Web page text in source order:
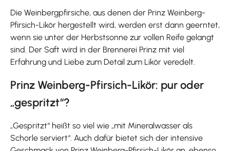
Die Weinbergpfirsiche, aus denen der Prinz Weinberg-
Pfirsich-Likör hergestellt wird, werden erst dann geerntet,
wenn sie unter der Herbstsonne zur vollen Reife gelangt
sind. Der Saft wird in der Brennerei Prinz mit viel
Erfahrung und Liebe zum Detail zum Likör veredelt.
Prinz Weinberg-Pfirsich-Likör: pur oder
„gespritzt“?
„Gespritzt“ heißt so viel wie „mit Mineralwasser als
Schorle serviert“. Auch dafür bietet sich der intensive